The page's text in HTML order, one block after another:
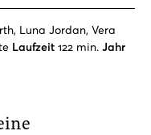
Luna Jordan, Vera
Laufzeit 122 min. Jahr